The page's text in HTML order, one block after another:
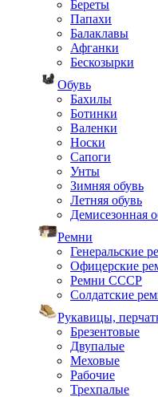
Береты
Папахи
Балаклавы
Афганки
Бескозырки
Обувь
Бахилы
Ботинки
Валенки
Носки
Сапоги
Унты
Зимняя обувь
Летняя обувь
Демисезонная
Ремни
Генеральские
Офицерские
Ремни СССР
Солдатские
Рукавицы,
Брезентовые
Двупалые
Меховые
Рабочие
Трехпалые